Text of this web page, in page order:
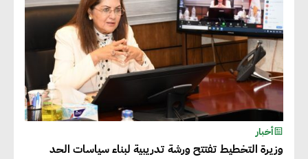
أخبار
وزيرة التخطيط تفتتح ورشة تدريبية لبناء سياسات الحد